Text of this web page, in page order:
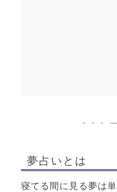
夢占いとは
寝てる間に見る夢は